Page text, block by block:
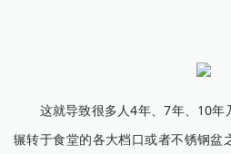
这就导致很多人4年、7年、10年
辗转于食堂的各大档口或者不锈钢盆